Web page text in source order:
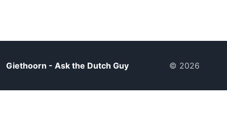
Giethoorn - Ask the Dutch Guy © 2026